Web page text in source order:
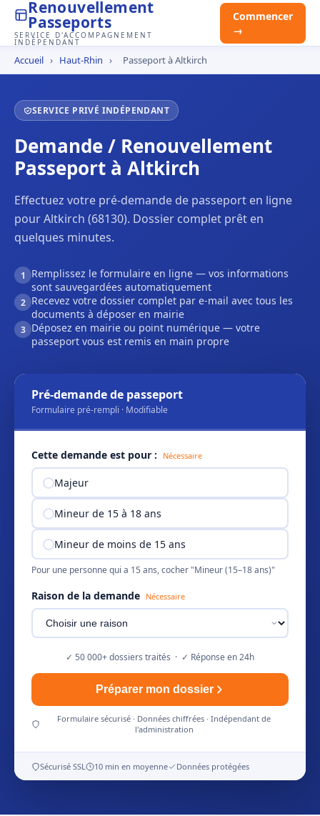
Renouvellement
Passeports
SERVICE D'ACCOMPAGNEMENT
INDÉPENDANT
Commencer
→
Accueil › Haut-Rhin › Passeport à Altkirch
SERVICE PRIVÉ INDÉPENDANT
Demande / Renouvellement
Passeport à Altkirch
Effectuez votre pré-demande de passeport en ligne
pour Altkirch (68130). Dossier complet prêt en
quelques minutes.
1
Remplissez le formulaire en ligne — vos informations
sont sauvegardées automatiquement
2 Recevez votre dossier complet par e-mail avec tous les
documents à déposer en mairie
3 Déposez en mairie ou point numérique — votre
passeport vous est remis en main propre
Pré-demande de passeport
Formulaire pré-rempli · Modifiable
Cette demande est pour : Nécessaire
Majeur
Mineur de 15 à 18 ans
Mineur de moins de 15 ans
Pour une personne qui a 15 ans, cocher "Mineur (15–18 ans)"
Raison de la demande Nécessaire
✓ 50 000+ dossiers traités · ✓ Réponse en 24h
Préparer mon dossier
Formulaire sécurisé · Données chiffrées · Indépendant de
l'administration
Sécurisé SSL 10 min en moyenne Données protégées